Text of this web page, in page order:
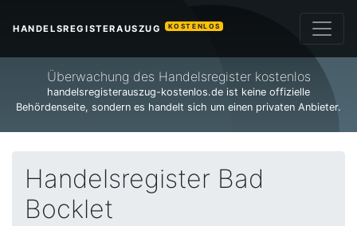
HANDELSREGISTERAUSZUG KOSTENLOS
Überwachung des Handelsregister kostenlos
handelsregisterauszug-kostenlos.de ist keine offizielle
Behördenseite, sondern es handelt sich um einen privaten Anbieter.
Handelsregister Bad
Bocklet